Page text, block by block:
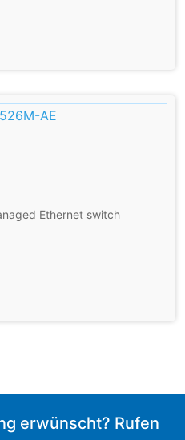
Ethernet switch
erwünscht? Rufen